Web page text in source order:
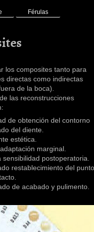
Férulas
los composites tanto para
directas como indirectas
de la boca).
las reconstrucciones
de obtención del contorno
del diente.
estética.
marginal.
sensibilidad postoperatoria.
restablecimiento del punto
de acabado y pulimento.